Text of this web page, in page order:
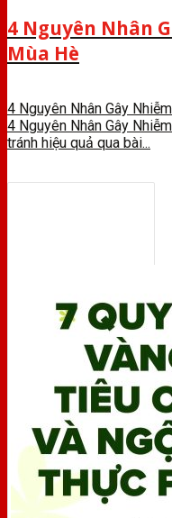
4 Nguyên Nhân
Mùa Hè
4 Nguyên Nhân Gây
4 Nguyên Nhân Gây
tránh hiệu quả qua bài...